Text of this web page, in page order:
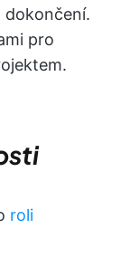
dokončení.
pro
roli